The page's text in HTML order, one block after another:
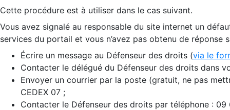
Cette procédure est à utiliser dans le cas suivant.
Vous avez signalé au responsable du site internet un
services du portail et vous n’avez pas obtenu de réponse
Écrire un message au Défenseur des droits (via le
Contacter le délégué du Défenseur des droits dans
Envoyer un courrier par la poste (gratuit, ne pas
CEDEX 07 ;
Contacter le Défenseur des droits par téléphone :